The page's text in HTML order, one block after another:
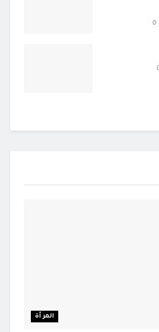
المرأة